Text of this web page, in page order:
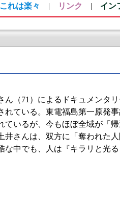
れは楽々 | リンク | イン
（71）によるドキュメンタリ
ている。東電福島第一原発
ているが、今もほぼ全域が「帰
井さんは、双方に「奪われた
な中でも、人は『キラリと光る